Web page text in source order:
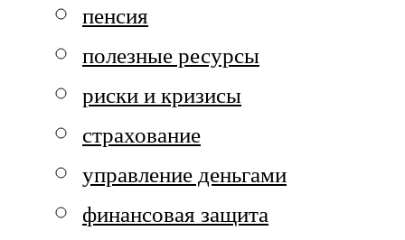
пенсия
полезные ресурсы
риски и кризисы
страхование
управление деньгами
финансовая защита